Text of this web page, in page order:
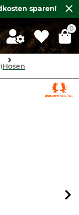
sparen!
0
Hosen